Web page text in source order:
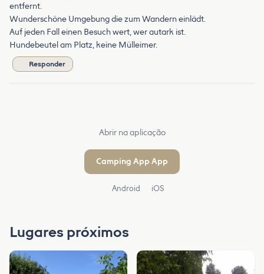
entfernt.
Wunderschöne Umgebung die zum Wandern einlädt.
Auf jeden Fall einen Besuch wert, wer autark ist.
Hundebeutel am Platz, keine Mülleimer.
Responder
Abrir na aplicação
Camping App App
Android iOS
Lugares próximos